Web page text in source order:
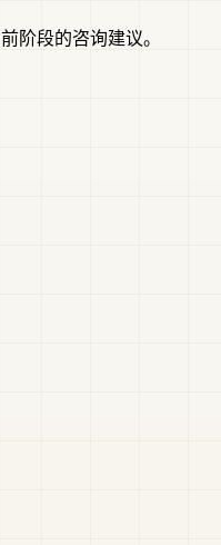
阶段的咨询建议。